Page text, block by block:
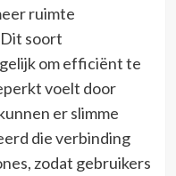
ruimte
Dit soort
om efficiënt te
voelt door
er slimme
die verbinding
zodat gebruikers